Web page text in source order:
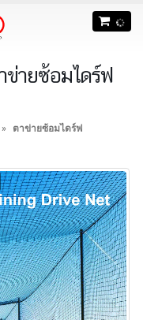
ายซ้อมไดร์ฟ
»
ตาข่ายซ้อมไดร์ฟ